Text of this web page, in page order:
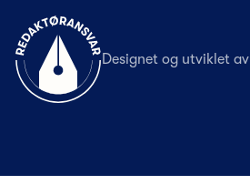
Til forsiden
Designet og utviklet av